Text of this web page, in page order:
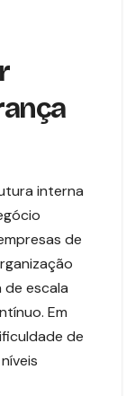
interna
de
escala
Em
de